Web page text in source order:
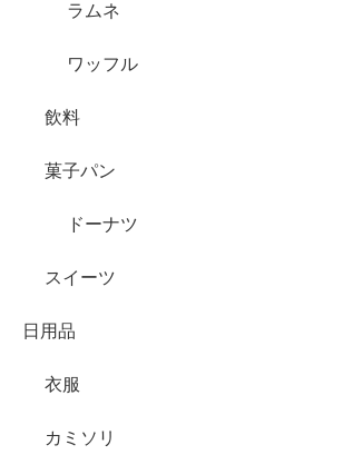
ラムネ
ワッフル
飲料
菓子パン
ドーナツ
スイーツ
日用品
衣服
カミソリ